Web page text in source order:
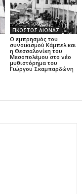
ΕΙΚΟΣΤΟΣ ΑΙΩΝΑΣ
Ο εμπρησμός του
συνοικισμού Κάμπελ και
η Θεσσαλονίκη του
Μεσοπολέμου στο νέο
μυθιστόρημα του
Γιώργου Σκαμπαρδώνη